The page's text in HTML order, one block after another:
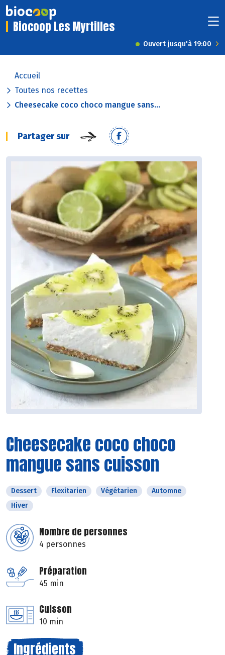
Biocoop Les Myrtilles
Ouvert jusqu'à 19:00
Accueil
Toutes nos recettes
Cheesecake coco choco mangue sans...
Partager sur
Cheesecake coco choco
mangue sans cuisson
Dessert Flexitarien Végétarien
Automne
Hiver
Nombre de personnes
4 personnes
Préparation
45 min
Cuisson
10 min
Ingrédients